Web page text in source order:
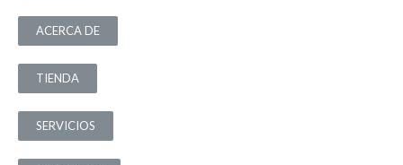
ACERCA DE
TIENDA
SERVICIOS